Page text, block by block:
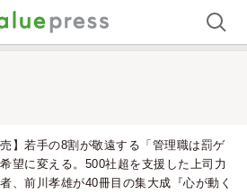
売】若手の8割が敬遠する「管理職は罰ゲ
望に変える。500社超を支援した上司力
、前川孝雄が40冊目の集大成『心が動く